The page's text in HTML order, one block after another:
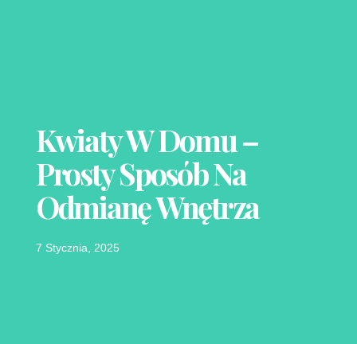
Kwiaty W Domu –
Prosty Sposób Na
Odmianę Wnętrza
7 Stycznia, 2025